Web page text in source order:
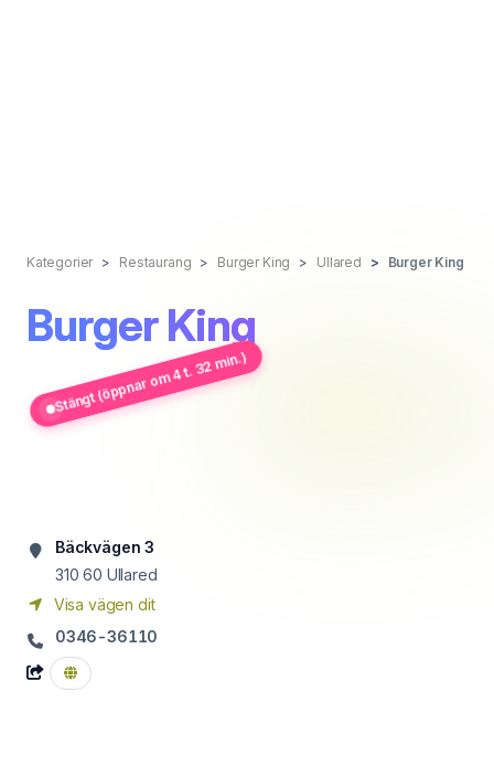
Kategorier Restaurang Burger King Ullared Burger King
Burger King
Stängt (öppnar om 4 t. 32 min.)
Bäckvägen 3
310 60 Ullared
Visa vägen dit
0346-36110